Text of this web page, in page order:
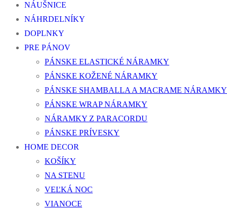
NÁUŠNICE
NÁHRDELNÍKY
DOPLNKY
PRE PÁNOV
PÁNSKE ELASTICKÉ NÁRAMKY
PÁNSKE KOŽENÉ NÁRAMKY
PÁNSKE SHAMBALLA A MACRAME NÁRAMKY
PÁNSKE WRAP NÁRAMKY
NÁRAMKY Z PARACORDU
PÁNSKE PRÍVESKY
HOME DECOR
KOŠÍKY
NA STENU
VEĽKÁ NOC
VIANOCE